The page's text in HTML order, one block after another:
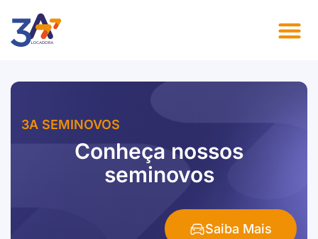
3A SEMINOVOS
Conheça nossos
seminovos
Saiba Mais